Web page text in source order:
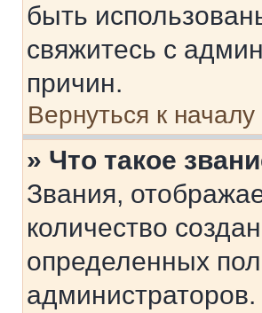
быть
свяжитесь с
причин.
Вернуться к началу
» Что такое
Звания,
количество
определенных